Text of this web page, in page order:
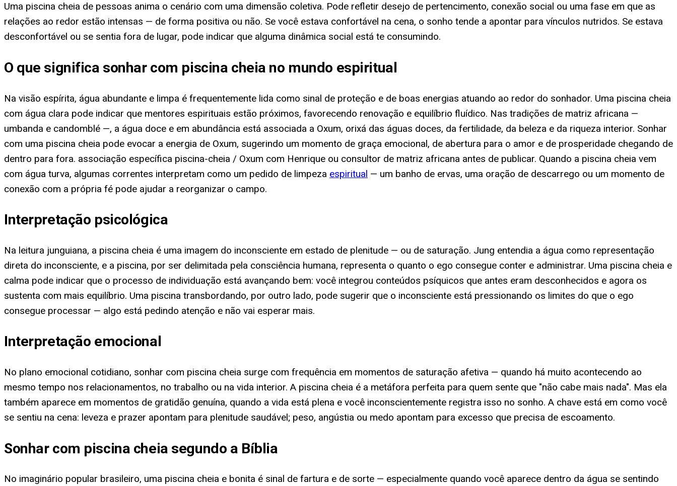
Uma piscina cheia de pessoas anima o cenário com uma dimensão coletiva. Pode refletir desejo de pertencimento, conexão social ou uma fase em que as
relações ao redor estão intensas — de forma positiva ou não. Se você estava confortável na cena, o sonho tende a apontar para vínculos nutridos. Se estava
desconfortável ou se sentia fora de lugar, pode indicar que alguma dinâmica social está te consumindo.
O que significa sonhar com piscina cheia no mundo espiritual
Na visão espírita, água abundante e limpa é frequentemente lida como sinal de proteção e de boas energias atuando ao redor do sonhador. Uma piscina cheia
com água clara pode indicar que mentores espirituais estão próximos, favorecendo renovação e equilíbrio fluídico. Nas tradições de matriz africana —
umbanda e candomblé —, a água doce e em abundância está associada a Oxum, orixá das águas doces, da fertilidade, da beleza e da riqueza interior. Sonhar
com uma piscina cheia pode evocar a energia de Oxum, sugerindo um momento de graça emocional, de abertura para o amor e de prosperidade chegando de
dentro para fora. associação específica piscina-cheia / Oxum com Henrique ou consultor de matriz africana antes de publicar. Quando a piscina cheia vem
com água turva, algumas correntes interpretam como um pedido de limpeza espiritual — um banho de ervas, uma oração de descarrego ou um momento de
conexão com a própria fé pode ajudar a reorganizar o campo.
Interpretação psicológica
Na leitura junguiana, a piscina cheia é uma imagem do inconsciente em estado de plenitude — ou de saturação. Jung entendia a água como representação
direta do inconsciente, e a piscina, por ser delimitada pela consciência humana, representa o quanto o ego consegue conter e administrar. Uma piscina cheia e
calma pode indicar que o processo de individuação está avançando bem: você integrou conteúdos psíquicos que antes eram desconhecidos e agora os
sustenta com mais equilíbrio. Uma piscina transbordando, por outro lado, pode sugerir que o inconsciente está pressionando os limites do que o ego
consegue processar — algo está pedindo atenção e não vai esperar mais.
Interpretação emocional
No plano emocional cotidiano, sonhar com piscina cheia surge com frequência em momentos de saturação afetiva — quando há muito acontecendo ao
mesmo tempo nos relacionamentos, no trabalho ou na vida interior. A piscina cheia é a metáfora perfeita para quem sente que "não cabe mais nada". Mas ela
também aparece em momentos de gratidão genuína, quando a vida está plena e você inconscientemente registra isso no sonho. A chave está em como você
se sentiu na cena: leveza e prazer apontam para plenitude saudável; peso, angústia ou medo apontam para excesso que precisa de escoamento.
Sonhar com piscina cheia segundo a Bíblia
No imaginário popular brasileiro, uma piscina cheia e bonita é sinal de fartura e de sorte — especialmente quando você aparece dentro da água se sentindo